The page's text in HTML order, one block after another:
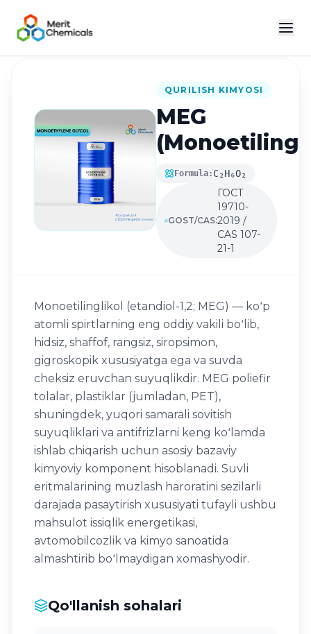
Katalogga qaytish
QURILISH KIMYOSI
MEG
Formula: C₂H₆O₂
GOST/CAS:
ГОСТ
19710-
2019 /
CAS 107-
21-1
Monoetilinglikol (etandiol-1,2; MEG) — koʻp
atomli spirtlarning eng oddiy vakili boʻlib,
hidsiz, shaffof, rangsiz, siropsimon,
gigroskopik xususiyatga ega va suvda
cheksiz eruvchan suyuqlikdir. MEG poliefir
tolalar, plastiklar (jumladan, PET),
shuningdek, yuqori samarali sovitish
suyuqliklari va antifrizlarni keng koʻlamda
ishlab chiqarish uchun asosiy bazaviy
kimyoviy komponent hisoblanadi. Suvli
eritmalarining muzlash haroratini sezilarli
darajada pasaytirish xususiyati tufayli ushbu
mahsulot issiqlik energetikasi,
avtomobilсоzlik va kimyo sanoatida
almashtirib boʻlmaydigan xomashyodir.
Qo'llanish sohalari